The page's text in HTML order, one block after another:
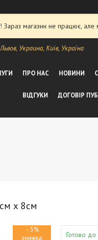
магазин не працює,
Украина, Київ, Україна
ПРО НАС НОВИНИ
ВІДГУКИ ДОГОВІР
х 8см
–3%
Готово до